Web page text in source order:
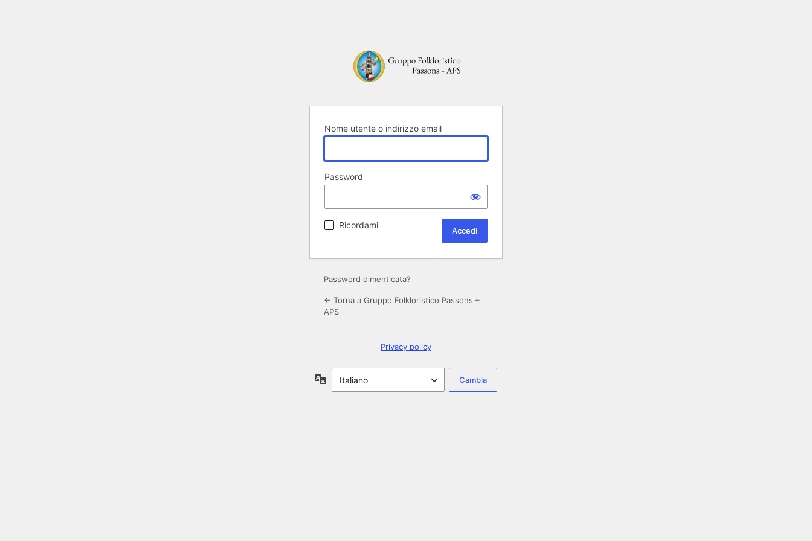
Nome utente o indirizzo email
Password
Ricordami
Password dimenticata?
← Torna a Gruppo Folkloristico Passons –
APS
Privacy policy
Lingua